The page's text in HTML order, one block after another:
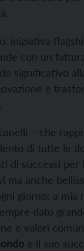
iniziativa
con un
significativo
e
– che
di tutte le
di successi per
ma anche
giorno: a mia
dato
e valori
e il suo